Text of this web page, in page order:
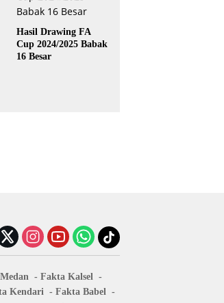
Hasil Drawing FA
Cup 2024/2025 Babak
16 Besar
Fakta Kalsel
Kendari
Fakta Babel